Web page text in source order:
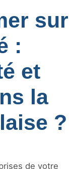
sur
:
et
la
?
de votre